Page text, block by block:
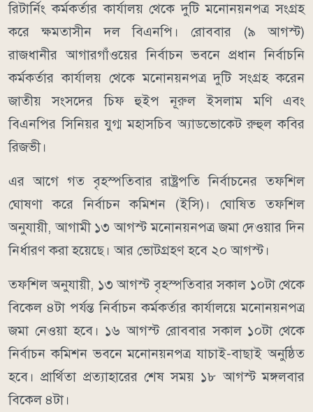
রিটার্নিং কর্মকর্তার কার্যালয় থেকে দুটি মনোনয়নপত্র সংগ্রহ
করে ক্ষমতাসীন দল বিএনপি। রোববার (৯ আগস্ট)
রাজধানীর আগারগাঁওয়ের নির্বাচন ভবনে প্রধান নির্বাচনি
কর্মকর্তার কার্যালয় থেকে মনোনয়নপত্র দুটি সংগ্রহ করেন
জাতীয় সংসদের চিফ হুইপ নূরুল ইসলাম মণি এবং
বিএনপির সিনিয়র যুগ্ম মহাসচিব অ্যাডভোকেট রুহুল কবির
রিজভী।
এর আগে গত বৃহস্পতিবার রাষ্ট্রপতি নির্বাচনের তফশিল
ঘোষণা করে নির্বাচন কমিশন (ইসি)। ঘোষিত তফশিল
অনুযায়ী, আগামী ১৩ আগস্ট মনোনয়নপত্র জমা দেওয়ার দিন
নির্ধারণ করা হয়েছে। আর ভোটগ্রহণ হবে ২০ আগস্ট।
তফশিল অনুযায়ী, ১৩ আগস্ট বৃহস্পতিবার সকাল ১০টা থেকে
বিকেল ৪টা পর্যন্ত নির্বাচন কর্মকর্তার কার্যালয়ে মনোনয়নপত্র
জমা নেওয়া হবে। ১৬ আগস্ট রোববার সকাল ১০টা থেকে
নির্বাচন কমিশন ভবনে মনোনয়নপত্র যাচাই-বাছাই অনুষ্ঠিত
হবে। প্রার্থিতা প্রত্যাহারের শেষ সময় ১৮ আগস্ট মঙ্গলবার
বিকেল ৪টা।